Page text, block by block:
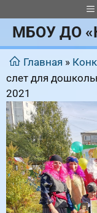
к
содержимому
МБОУ ДО
Главная »
слет для
2021